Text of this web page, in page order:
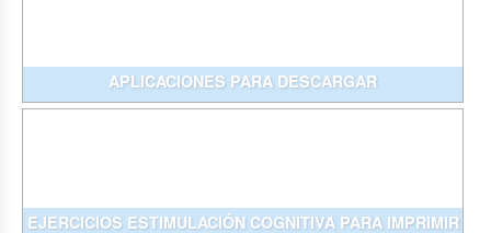
APLICACIONES PARA DESCARGAR
EJERCICIOS ESTIMULACIÓN COGNITIVA PARA IMPRIMIR